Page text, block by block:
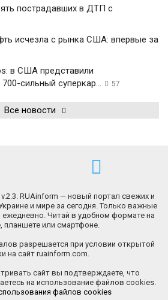
пострадавших в ДТП с
исчезла с рынка США: впервые за
в США представили
сильный суперкар...
57
Все новости
RUAinform — новый портал свежих и
и мире за сегодня. Только важные
Читай в удобном формате на
планшете или смартфоне.
разрешается при условии открытой
на сайт ruainform.com.
сайт вы подтверждаете, что
на использование файлов cookies.
файлов cookies